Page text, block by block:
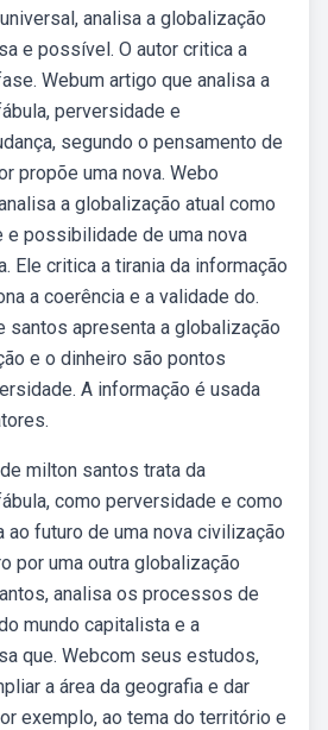
analisa a globalização
e possível. O autor critica a
Webum artigo que analisa a
perversidade e
segundo o pensamento de
propõe uma nova. Webo
a globalização atual como
e possibilidade de uma nova
Ele critica a tirania da informação
a coerência e a validade do.
santos apresenta a globalização
e o dinheiro são pontos
A informação é usada
milton santos trata da
como perversidade e como
futuro de uma nova civilização
por uma outra globalização
analisa os processos de
mundo capitalista e a
que. Webcom seus estudos,
a área da geografia e dar
exemplo, ao tema do território e